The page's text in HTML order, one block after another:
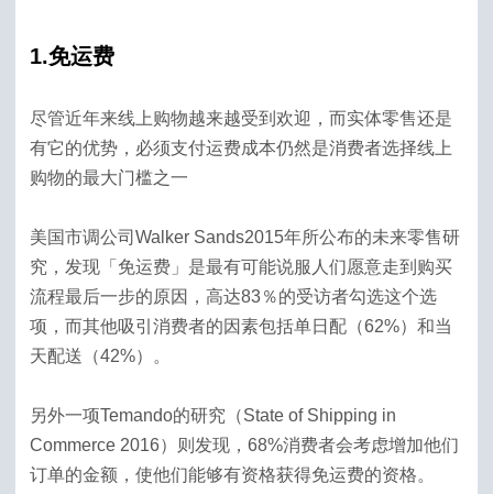
1.免运费
尽管近年来线上购物越来越受到欢迎，而实体零售还是
有它的优势，必须支付运费成本仍然是消费者选择线上
购物的最大门槛之一
美国市调公司Walker Sands2015年所公布的未来零售研
究，发现「免运费」是最有可能说服人们愿意走到购买
流程最后一步的原因，高达83％的受访者勾选这个选
项，而其他吸引消费者的因素包括单日配（62%）和当
天配送（42%）。
另外一项Temando的研究（State of Shipping in
Commerce 2016）则发现，68%消费者会考虑增加他们
订单的金额，使他们能够有资格获得免运费的资格。